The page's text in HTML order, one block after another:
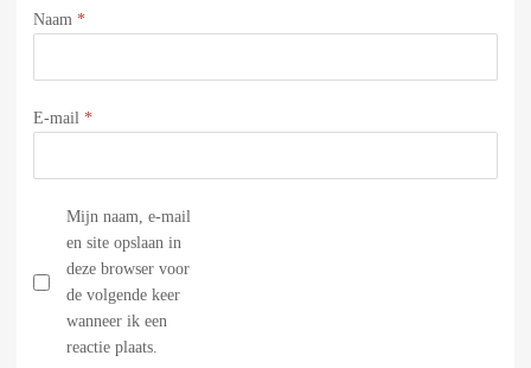
Naam *
E-mail *
Mijn naam, e-mail
en site opslaan in
deze browser voor
de volgende keer
wanneer ik een
reactie plaats.